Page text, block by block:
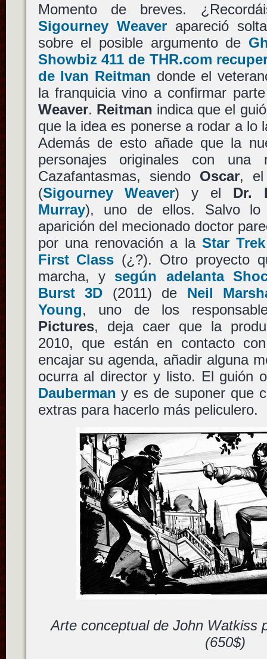
Momento de breves.
Sigourney Weaverapareció
sobre el posible argumento de
Showbiz 411 de THR.com
de Ivan Reitman donde el
la franquicia vino a confirmar
Weaver. Reitman indica que el
que la idea es ponerse a rodar a lo
Además de esto añade que la
personajes originales con una
Cazafantasmas, siendo Oscar,
(Sigourney Weaver) y el Dr.
Murray), uno de ellos. Salvo lo
aparición del mecionado doctor
por una renovación a la Star Trek
First Class (¿?). Otro proyecto
marcha, y según adelanta
Burst 3D (2011) de Neil
Young, uno de los
Pictures, deja caer que la
2010, que están en contacto
encajar su agenda, añadir alguna
ocurra al director y listo. El guión
Dauberman y es de suponer que
extras para hacerlo más peliculero.
Arte conceptual de John Watkiss
(650$)